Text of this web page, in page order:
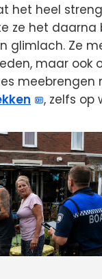
het heel
ze het daarna
glimlach. Ze
maar ook
meebrengen
, zelfs op